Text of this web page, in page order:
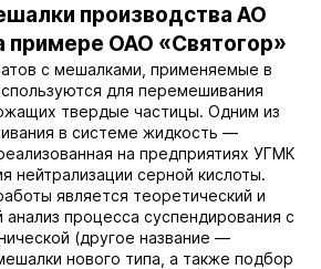
производства АО
примере ОАО «Святогор»
с мешалками, применяемые в
для перемешивания
твердые частицы. Одним из
в системе жидкость —
на предприятиях УГМК
нейтрализации серной кислоты.
является теоретический и
анализ процесса суспендирования с
(другое название —
нового типа, а также подбор